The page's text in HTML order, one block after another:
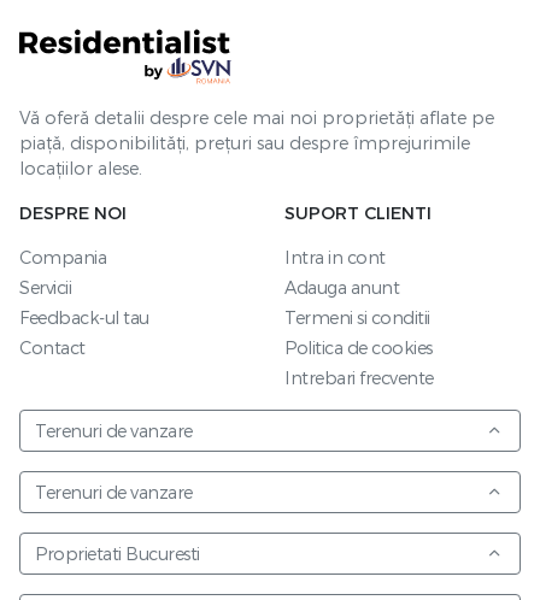
Vă oferă detalii despre cele mai noi proprietăți aflate pe
piață, disponibilități, prețuri sau despre împrejurimile
locațiilor alese.
DESPRE NOI
Compania
Servicii
Feedback-ul tau
Contact
SUPORT CLIENTI
Intra in cont
Adauga anunt
Termeni si conditii
Politica de cookies
Intrebari frecvente
Terenuri de vanzare
Terenuri de vanzare
Proprietati Bucuresti